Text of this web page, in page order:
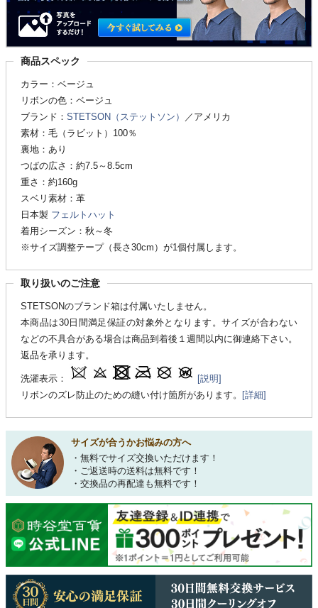
商品スペック
カラー：ベージュ
リボンの色：ベージュ
ブランド： STETSON（ステットソン）
／アメリカ
素材：毛（ラビット）100％
裏地：あり
つばの広さ：約7.5～8.5cm
重さ：約160g
スベリ素材：革
日本製 フェルトハット
着用シーズン：秋～冬
※サイズ調整テープ（長さ30cm）が1個付属します。
取り扱いのご注意
STETSONのブランド箱は付属いたしません。
本商品は30日間満足保証の対象外となります。サイズが合わない
などの不具合がある場合は商品到着後１週間以内に御連絡下さい。
返品を承ります。
洗濯表示：
[説明]
リボンのズレ防止のための縫い付け箇所があります。 [詳細]
サイズが合うかお悩みの方へ
・無料でサイズ交換いただけます！
・ご返送時の送料は無料です！
・交換品の再配達も無料です！